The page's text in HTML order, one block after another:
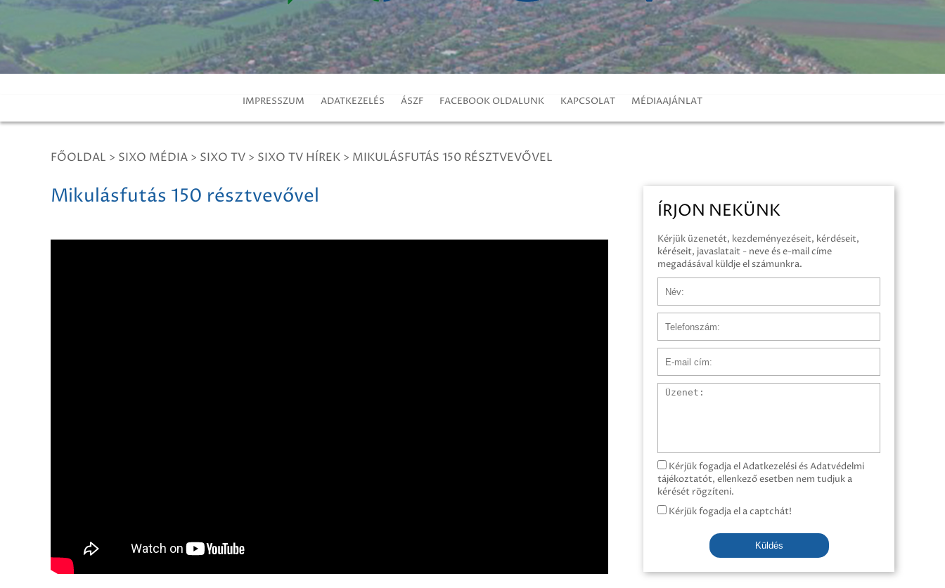
IMPRESSZUM ADATKEZELÉS ÁSZF FACEBOOK OLDALUNK KAPCSOLAT MÉDIAAJÁNLAT
FŐOLDAL > SIXO MÉDIA > SIXO TV > SIXO TV HÍREK > MIKULÁSFUTÁS 150 RÉSZTVEVŐVEL
Mikulásfutás 150 résztvevővel
ÍRJON NEKÜNK
Kérjük üzenetét, kezdeményezéseit, kérdéseit,
kéréseit, javaslatait - neve és e-mail címe
megadásával küldje el számunkra.
Üzenet
Kérjük fogadja el Adatkezelési és Adatvédelmi
tájékoztatót, ellenkező esetben nem tudjuk a
kérését rögzíteni.
Kérjük fogadja el a captchát!
Küldés